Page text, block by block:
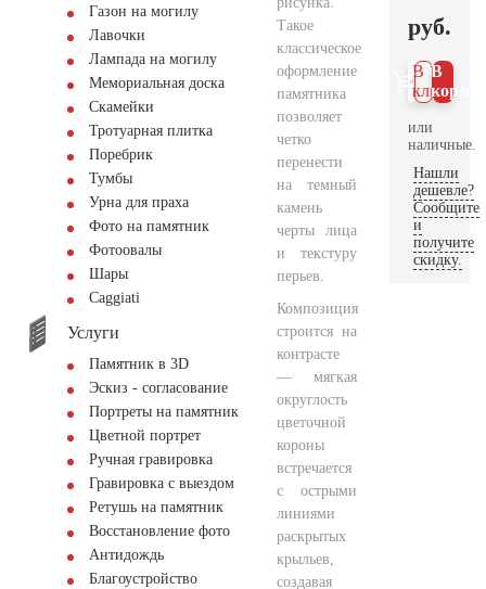
Газон на могилу
Лавочки
Лампада на могилу
Мемориальная доска
Скамейки
Тротуарная плитка
Поребрик
Тумбы
Урна для праха
Фото на памятник
Фотоовалы
Шары
Сaggiati
Услуги
Памятник в 3D
Эскиз - согласование
Портреты на памятник
Цветной портрет
Ручная гравировка
Гравировка с выездом
Ретушь на памятник
Восстановление фото
Антидождь
Благоустройство
Такое
классическое
оформление
памятника
позволяет
четко
перенести
на темный
камень
черты лица
и текстуру
перьев.
Композиция
строится на
контрасте
— мягкая
округлость
цветочной
короны
встречается
с острыми
линиями
раскрытых
крыльев,
создавая
руб.
В
В 1
клик
или
наличные.
Нашли
дешевле?
Сообщите
и
получите
скидку.